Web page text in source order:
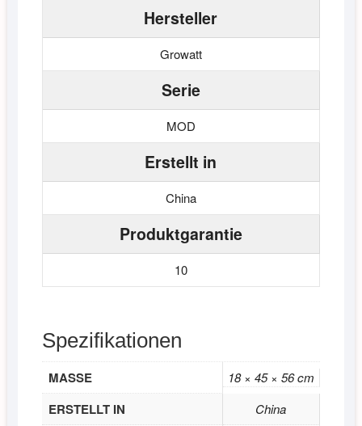
Hersteller
Growatt
Serie
MOD
Erstellt in
China
Produktgarantie
10
Spezifikationen
MASSE 18 × 45 × 56 cm
ERSTELLT IN China